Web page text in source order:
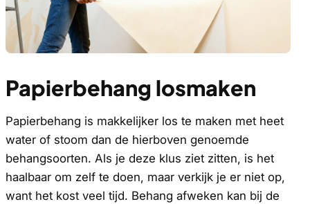
Papierbehang losmaken
Papierbehang is makkelijker los te maken met heet
water of stoom dan de hierboven genoemde
behangsoorten. Als je deze klus ziet zitten, is het
haalbaar om zelf te doen, maar verkijk je er niet op,
want het kost veel tijd. Behang afweken kan bij de